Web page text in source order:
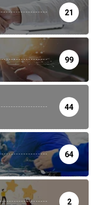
21
99
44
64
2